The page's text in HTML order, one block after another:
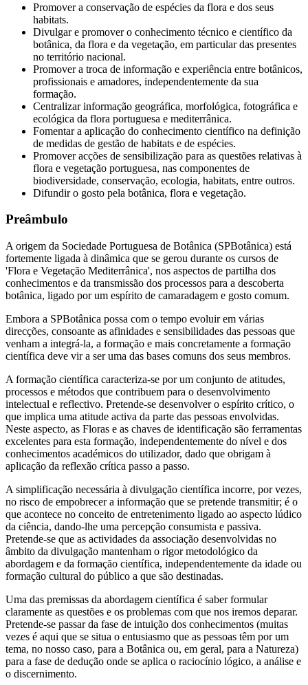
Promover a conservação de espécies da flora e dos seus
habitats.
Divulgar e promover o conhecimento técnico e científico da
botânica, da flora e da vegetação, em particular das presentes
no território nacional.
Promover a troca de informação e experiência entre botânicos,
profissionais e amadores, independentemente da sua
formação.
Centralizar informação geográfica, morfológica, fotográfica e
ecológica da flora portuguesa e mediterrânica.
Fomentar a aplicação do conhecimento científico na definição
de medidas de gestão de habitats e de espécies.
Promover acções de sensibilização para as questões relativas à
flora e vegetação portuguesa, nas componentes de
biodiversidade, conservação, ecologia, habitats, entre outros.
Difundir o gosto pela botânica, flora e vegetação.
Preâmbulo
A origem da Sociedade Portuguesa de Botânica (SPBotânica) está
fortemente ligada à dinâmica que se gerou durante os cursos de
'Flora e Vegetação Mediterrânica', nos aspectos de partilha dos
conhecimentos e da transmissão dos processos para a descoberta
botânica, ligado por um espírito de camaradagem e gosto comum.
Embora a SPBotânica possa com o tempo evoluir em várias
direcções, consoante as afinidades e sensibilidades das pessoas que
venham a integrá-la, a formação e mais concretamente a formação
científica deve vir a ser uma das bases comuns dos seus membros.
A formação científica caracteriza-se por um conjunto de atitudes,
processos e métodos que contribuem para o desenvolvimento
intelectual e reflectivo. Pretende-se desenvolver o espírito crítico, o
que implica uma atitude activa da parte das pessoas envolvidas.
Neste aspecto, as Floras e as chaves de identificação são ferramentas
excelentes para esta formação, independentemente do nível e dos
conhecimentos académicos do utilizador, dado que obrigam à
aplicação da reflexão crítica passo a passo.
A simplificação necessária à divulgação científica incorre, por vezes,
no risco de empobrecer a informação que se pretende transmitir; é o
que acontece no conceito de entretenimento ligado ao aspecto lúdico
da ciência, dando-lhe uma percepção consumista e passiva.
Pretende-se que as actividades da associação desenvolvidas no
âmbito da divulgação mantenham o rigor metodológico da
abordagem e da formação científica, independentemente da idade ou
formação cultural do público a que são destinadas.
Uma das premissas da abordagem científica é saber formular
claramente as questões e os problemas com que nos iremos deparar.
Pretende-se passar da fase de intuição dos conhecimentos (muitas
vezes é aqui que se situa o entusiasmo que as pessoas têm por um
tema, no nosso caso, para a Botânica ou, em geral, para a Natureza)
para a fase de dedução onde se aplica o raciocínio lógico, a análise e
o discernimento.